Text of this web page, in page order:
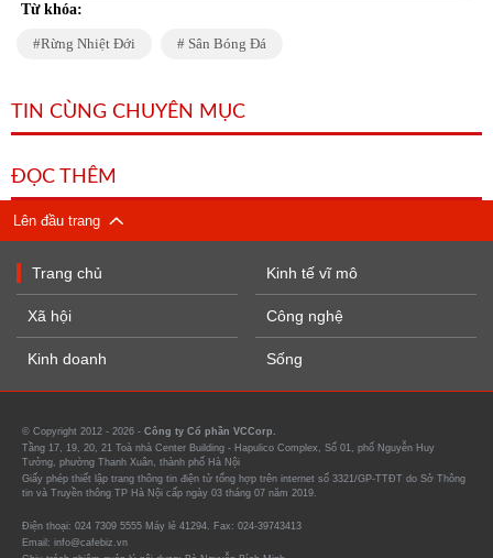
Từ khóa:
Rừng Nhiệt Đới Sân Bóng Đá
TIN CÙNG CHUYÊN MỤC
ĐỌC THÊM
Lên đầu trang
Trang chủ
Xã hội
Kinh doanh
Kinh tế vĩ mô
Công nghệ
Sống
© Copyright 2012 - 2026 - Công ty Cổ phần VCCorp.
Tầng 17, 19, 20, 21 Toà nhà Center Building - Hapulico Complex, Số 01, phố Nguyễn Huy
Tưởng, phường Thanh Xuân, thành phố Hà Nội
Giấy phép thiết lập trang thông tin điện tử tổng hợp trên internet số 3321/GP-TTĐT do Sở Thông
tin và Truyền thông TP Hà Nội cấp ngày 03 tháng 07 năm 2019.
Điện thoại: 024 7309 5555 Máy lẻ 41294. Fax: 024-39743413
Email: info@cafebiz.vn